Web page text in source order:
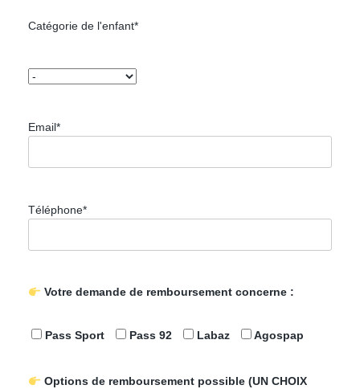
Catégorie de l'enfant*
Email*
Téléphone*
Votre demande de remboursement concerne :
Pass Sport Pass 92 Labaz Agospap
Options de remboursement possible (UN CHOIX